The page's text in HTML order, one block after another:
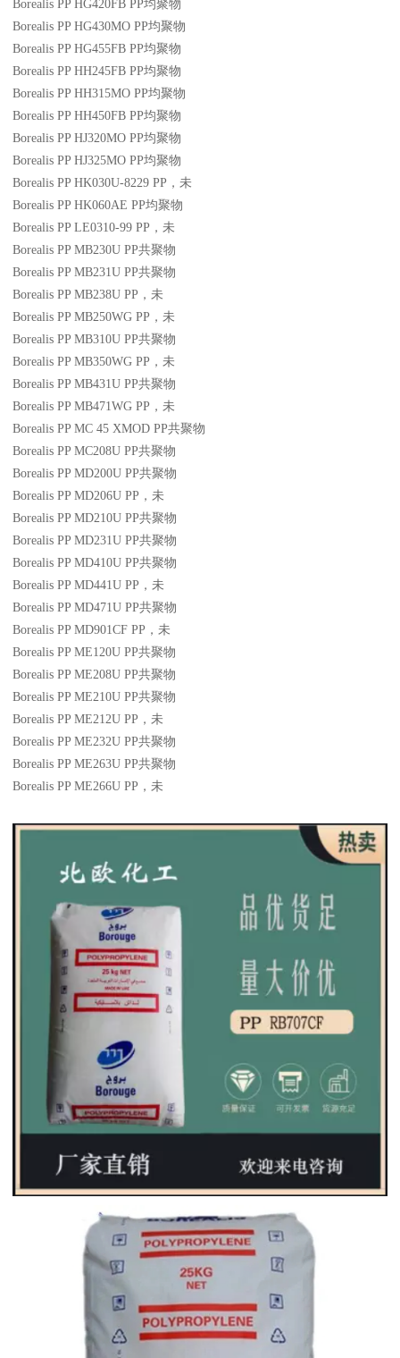
Borealis PP HG420FB PP均聚物
Borealis PP HG430MO PP均聚物
Borealis PP HG455FB PP均聚物
Borealis PP HH245FB PP均聚物
Borealis PP HH315MO PP均聚物
Borealis PP HH450FB PP均聚物
Borealis PP HJ320MO PP均聚物
Borealis PP HJ325MO PP均聚物
Borealis PP HK030U-8229 PP ，未
Borealis PP HK060AE PP均聚物
Borealis PP LE0310-99 PP ，未
Borealis PP MB230U PP共聚物
Borealis PP MB231U PP共聚物
Borealis PP MB238U PP ，未
Borealis PP MB250WG PP ，未
Borealis PP MB310U PP共聚物
Borealis PP MB350WG PP ，未
Borealis PP MB431U PP共聚物
Borealis PP MB471WG PP ，未
Borealis PP MC 45 XMOD PP共聚物
Borealis PP MC208U PP共聚物
Borealis PP MD200U PP共聚物
Borealis PP MD206U PP ，未
Borealis PP MD210U PP共聚物
Borealis PP MD231U PP共聚物
Borealis PP MD410U PP共聚物
Borealis PP MD441U PP ，未
Borealis PP MD471U PP共聚物
Borealis PP MD901CF PP ，未
Borealis PP ME120U PP共聚物
Borealis PP ME208U PP共聚物
Borealis PP ME210U PP共聚物
Borealis PP ME212U PP ，未
Borealis PP ME232U PP共聚物
Borealis PP ME263U PP共聚物
Borealis PP ME266U PP ，未